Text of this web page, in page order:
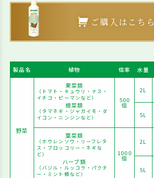
ご購入はこちら
製品名 植物 倍率 水量
野菜
果菜類
（トマト・キュウリ・ナス・
イチゴ・ピーマンなど）
根菜類
（タマネギ・ジャガイモ・ダ
イコン・ニンジンなど）
500
倍
2L
5L
葉菜類
（ホウレンソウ・リーフレタ
ス・ブロッコリー・ネギな
ど）
ハーブ類
（バジル・ルッコラ・パクチ
ー・ミント類など）
1000
倍
2L
5L